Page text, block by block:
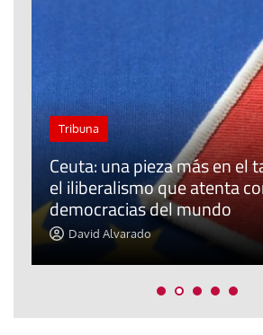
Tribuna
Ceuta: una pieza más en el
el iliberalismo que atenta
democracias del mundo
David Alvarado